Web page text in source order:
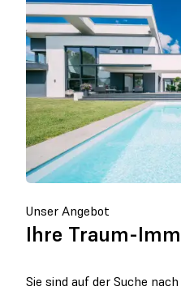
Unser Angebot
Ihre Traum-
Sie sind auf der Suche